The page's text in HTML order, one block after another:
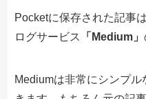
Pocketに保存された記事
ログサービス
「Medium」
Mediumは非常にシンプ